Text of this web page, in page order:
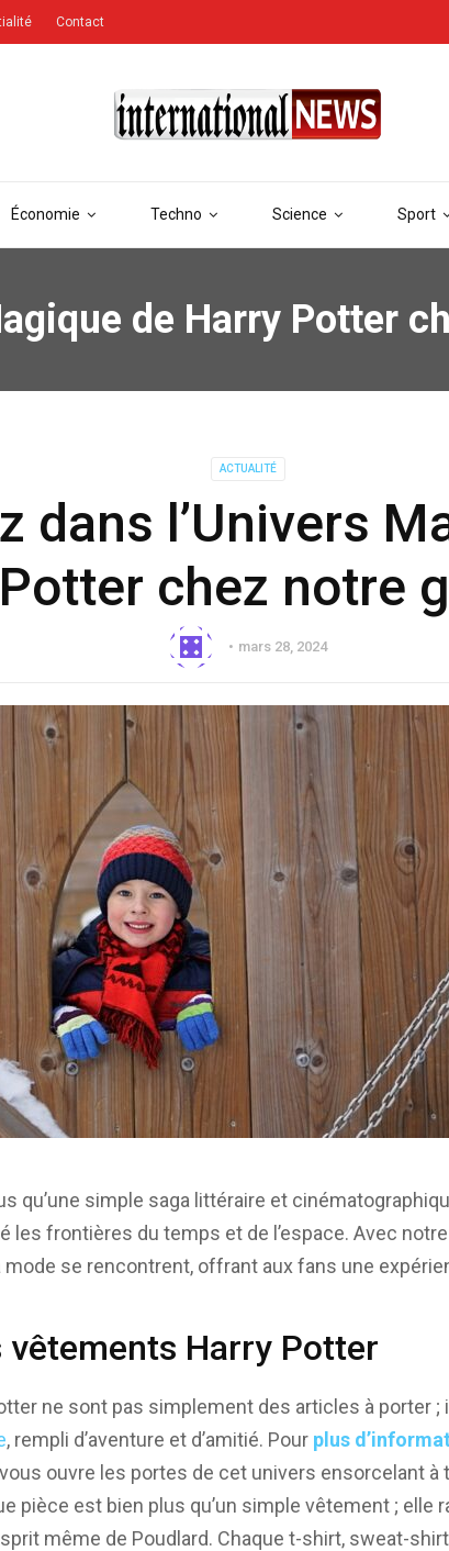
Économie Techno Science Sport
Contact
de Harry Potter
ACTUALITÉ
dans l’Univers
chez notre
mars 28, 2024
qu’une simple saga littéraire et
les frontières du temps et de l’espace. Avec
mode se rencontrent, offrant aux fans une
vêtements Harry Potter
ne sont pas simplement des articles à porter
, rempli d’aventure et d’amitié. Pour plus
ouvre les portes de cet univers ensorcelant à
pièce est bien plus qu’un simple vêtement ; elle
même de Poudlard. Chaque t-shirt, sweat-